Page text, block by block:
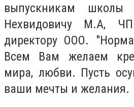
выпускникам
Нехвидовичу М.А,
директору ООО.
Всем Вам желаем
мира, любви. Пусть
ваши мечты и желания.